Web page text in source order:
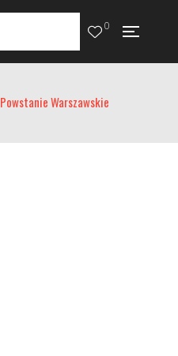
0
Powstanie Warszawskie